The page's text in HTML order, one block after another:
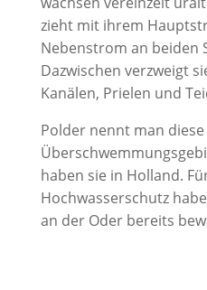
zieht mit ihrem
Nebenstrom an beiden
Dazwischen verzweigt
Kanälen, Prielen und
Polder nennt man diese
haben sie in Holland.
Hochwasserschutz
an der Oder bereits